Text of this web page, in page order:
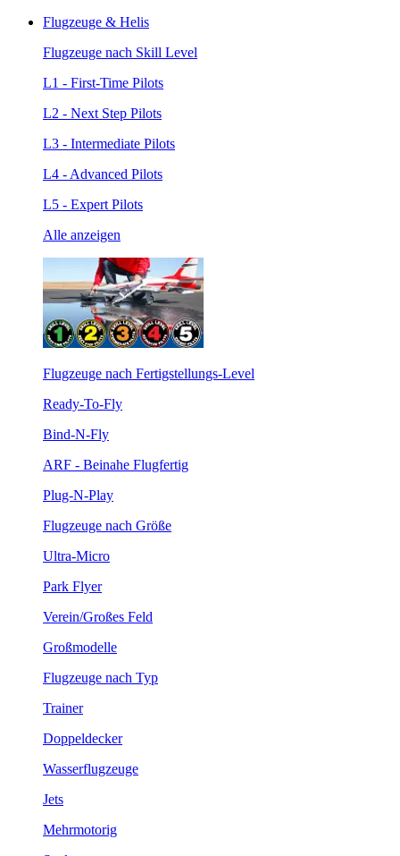
Flugzeuge & Helis
Flugzeuge nach Skill Level
L1 - First-Time Pilots
L2 - Next Step Pilots
L3 - Intermediate Pilots
L4 - Advanced Pilots
L5 - Expert Pilots
Alle anzeigen
Flugzeuge nach Fertigstellungs-Level
Ready-To-Fly
Bind-N-Fly
ARF - Beinahe Flugfertig
Plug-N-Play
Flugzeuge nach Größe
Ultra-Micro
Park Flyer
Verein/Großes Feld
Großmodelle
Flugzeuge nach Typ
Trainer
Doppeldecker
Wasserflugzeuge
Jets
Mehrmotorig